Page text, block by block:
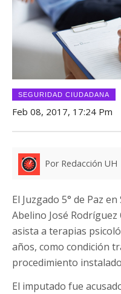
SEGURIDAD CIUDADANA
Feb 08, 2017, 17:24 Pm
Por Redacción UH
El Juzgado 5° de Paz
Abelino José Rodríguez
asista a terapias
años, como condición
procedimiento
El imputado fue